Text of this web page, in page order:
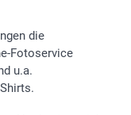
die
Fotoservice
u.a.